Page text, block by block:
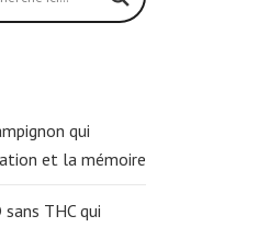
qui
et la mémoire
THC qui